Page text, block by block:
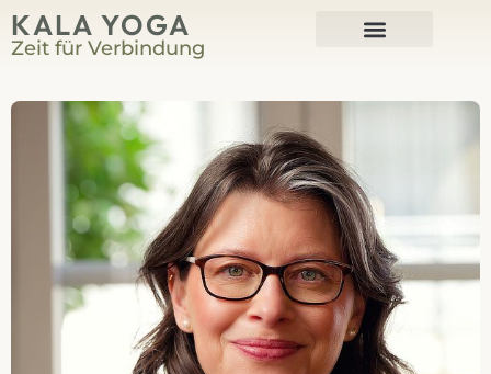
KALA YOGA
Zeit für Verbindung